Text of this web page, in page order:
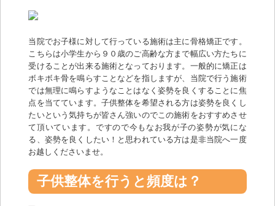
当院でお子様に対して行っている施術は主に骨格矯正です。
こちらは小学生から９０歳のご高齢な方まで幅広い方たちに
受けることが出来る施術となっております。一般的に矯正は
ボキボキ骨を鳴らすことなどを指しますが、当院で行う施術
では無理に鳴らすようなことはなく姿勢を良くすることに焦
点を当てています。子供整体を希望される方は姿勢を良くし
たいという気持ちが皆さん強いのでこの施術をおすすめさせ
て頂いています。ですので今もなお我が子の姿勢が気にな
る、姿勢を良くしたい！と思われている方は是非当院へ一度
お越しくださいませ。
子供整体を行うと頻度は？